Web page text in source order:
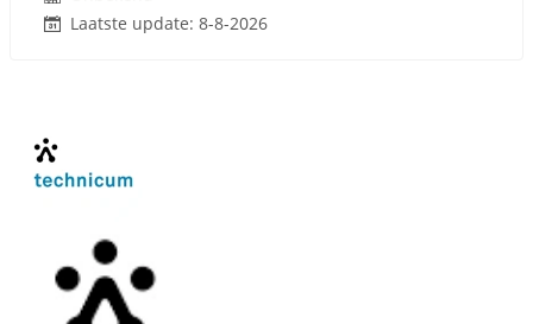
Laatste update: 8-8-2026